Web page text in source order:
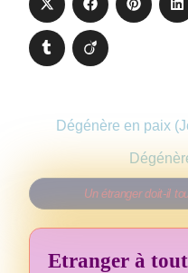
Dégénère en paix
Un étranger doit-il
Etranger à